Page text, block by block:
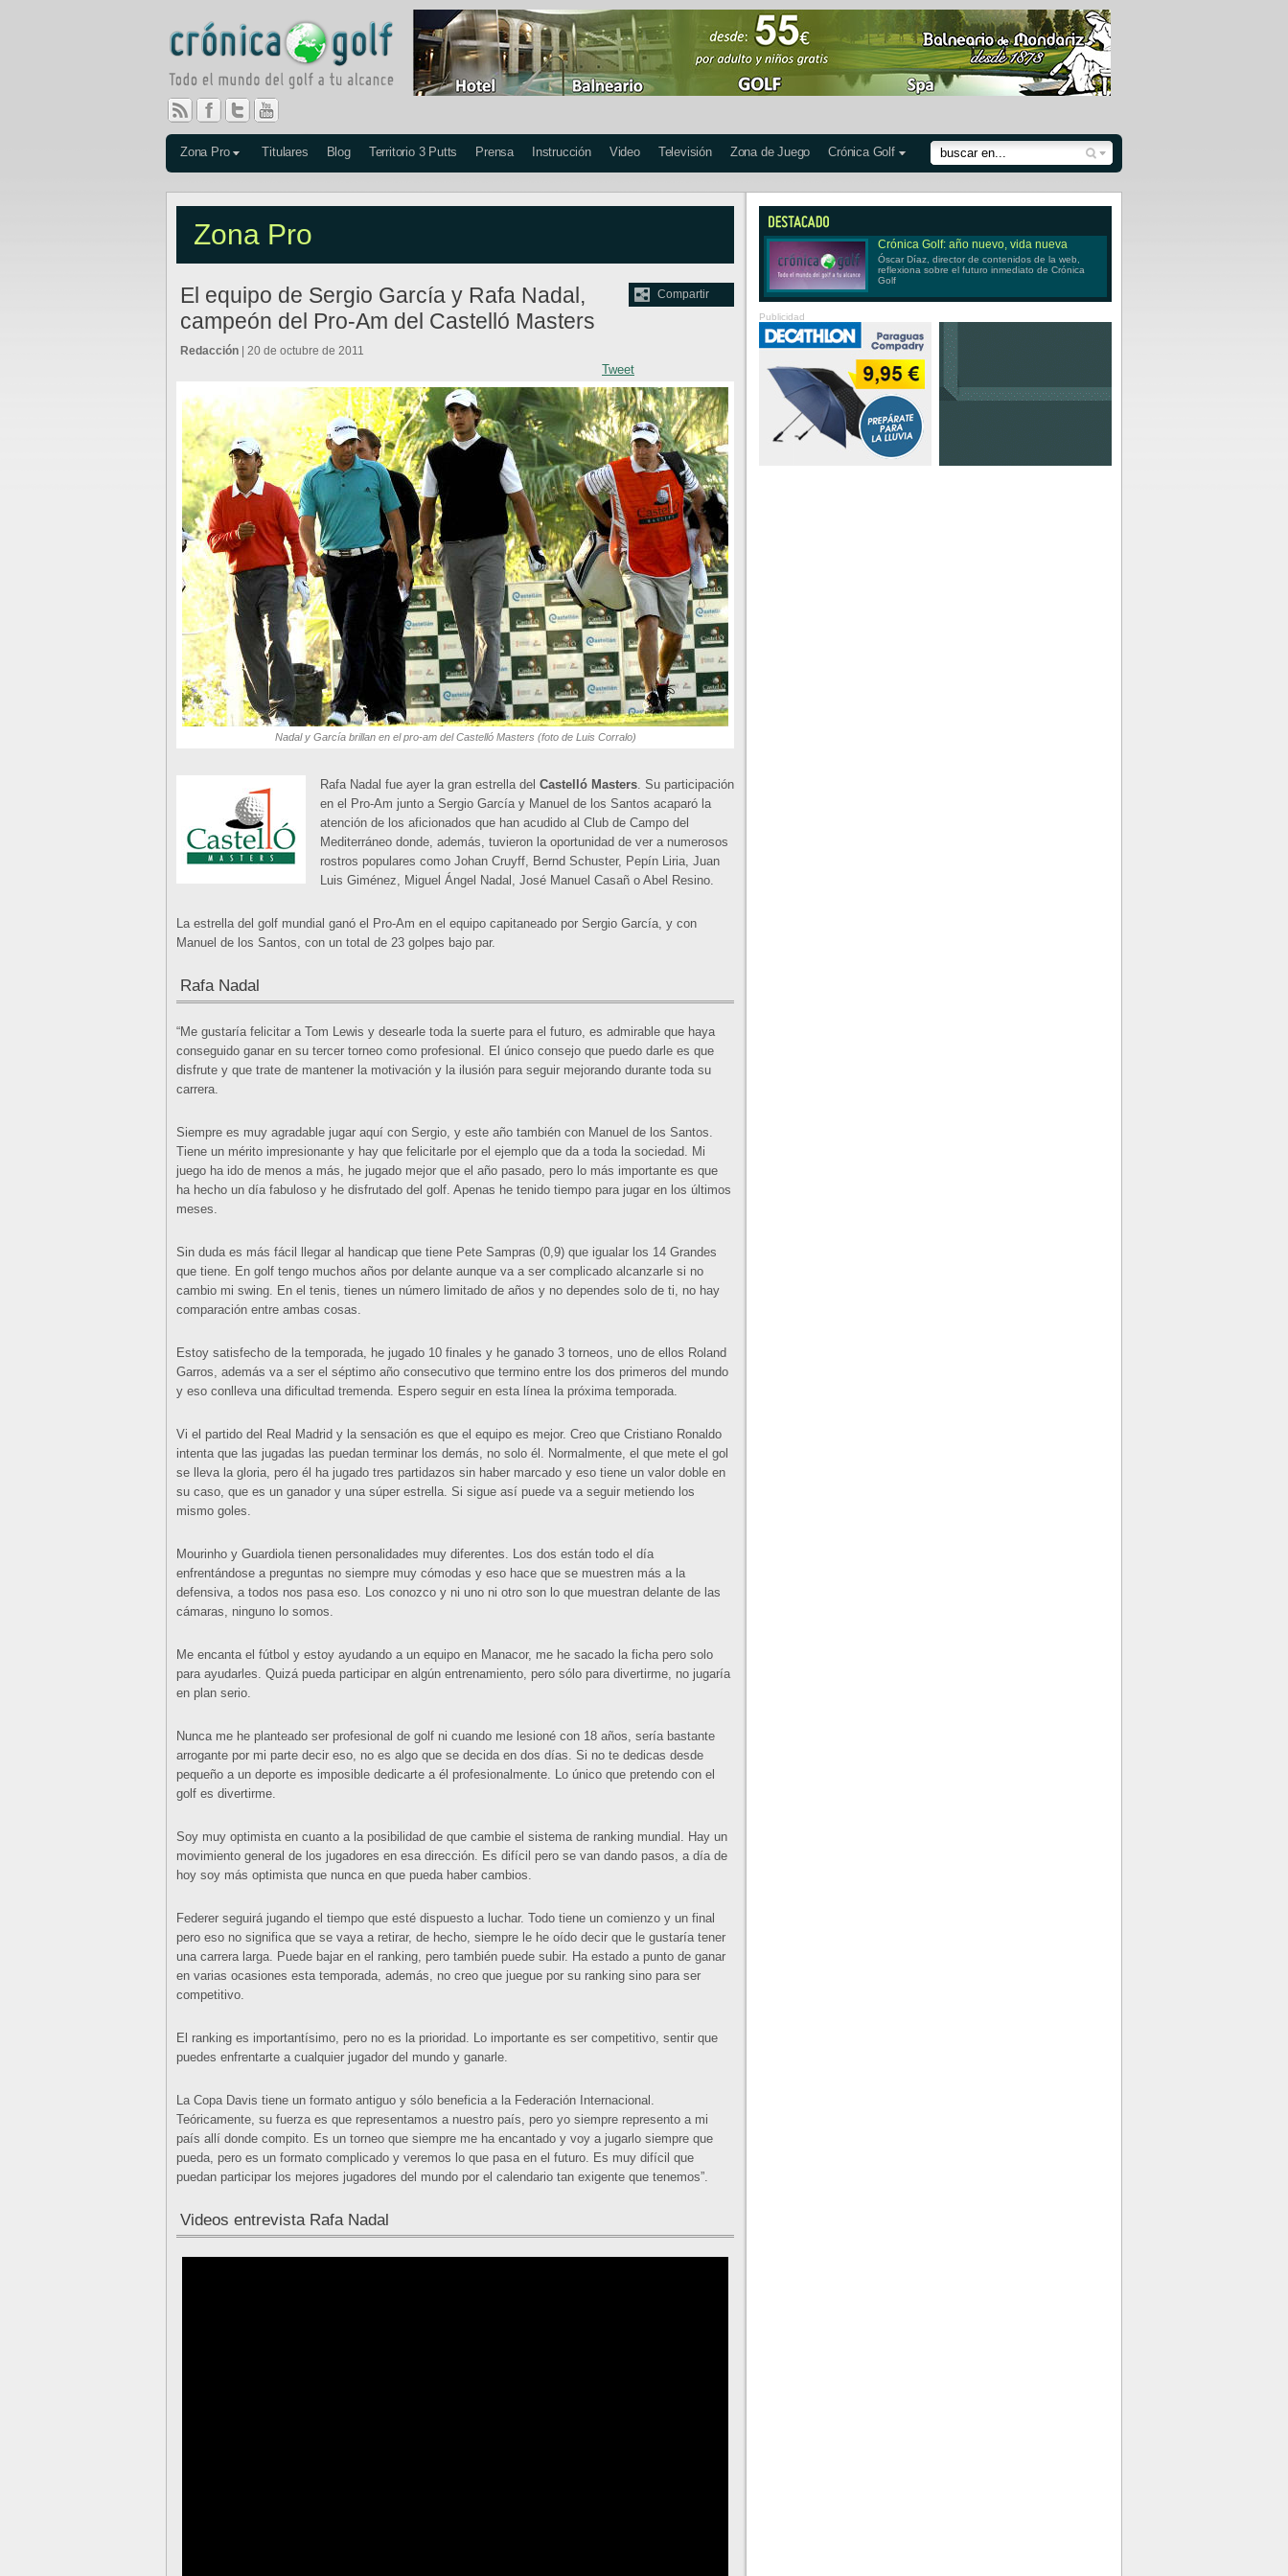
Zona Pro Titulares Blog Territorio 3 Putts Prensa Instrucción Video Televisión Zona de Juego Crónica Golf
Zona Pro
Compartir
El equipo de Sergio García y Rafa Nadal,
campeón del Pro-Am del Castelló Masters
Tweet
Redacción | 20 de octubre de 2011
Nadal y García brillan en el pro-am del Castelló Masters (foto de Luis Corralo)
Rafa Nadal fue ayer la gran estrella del Castelló Masters. Su participación
en el Pro-Am junto a Sergio García y Manuel de los Santos acaparó la
atención de los aficionados que han acudido al Club de Campo del
Mediterráneo donde, además, tuvieron la oportunidad de ver a numerosos
rostros populares como Johan Cruyff, Bernd Schuster, Pepín Liria, Juan
Luis Giménez, Miguel Ángel Nadal, José Manuel Casañ o Abel Resino.
La estrella del golf mundial ganó el Pro-Am en el equipo capitaneado por Sergio García, y con
Manuel de los Santos, con un total de 23 golpes bajo par.
Rafa Nadal
“Me gustaría felicitar a Tom Lewis y desearle toda la suerte para el futuro, es admirable que haya
conseguido ganar en su tercer torneo como profesional. El único consejo que puedo darle es que
disfrute y que trate de mantener la motivación y la ilusión para seguir mejorando durante toda su
carrera.
Siempre es muy agradable jugar aquí con Sergio, y este año también con Manuel de los Santos.
Tiene un mérito impresionante y hay que felicitarle por el ejemplo que da a toda la sociedad. Mi
juego ha ido de menos a más, he jugado mejor que el año pasado, pero lo más importante es que
ha hecho un día fabuloso y he disfrutado del golf. Apenas he tenido tiempo para jugar en los últimos
meses.
Sin duda es más fácil llegar al handicap que tiene Pete Sampras (0,9) que igualar los 14 Grandes
que tiene. En golf tengo muchos años por delante aunque va a ser complicado alcanzarle si no
cambio mi swing. En el tenis, tienes un número limitado de años y no dependes solo de ti, no hay
comparación entre ambas cosas.
Estoy satisfecho de la temporada, he jugado 10 finales y he ganado 3 torneos, uno de ellos Roland
Garros, además va a ser el séptimo año consecutivo que termino entre los dos primeros del mundo
y eso conlleva una dificultad tremenda. Espero seguir en esta línea la próxima temporada.
Vi el partido del Real Madrid y la sensación es que el equipo es mejor. Creo que Cristiano Ronaldo
intenta que las jugadas las puedan terminar los demás, no solo él. Normalmente, el que mete el gol
se lleva la gloria, pero él ha jugado tres partidazos sin haber marcado y eso tiene un valor doble en
su caso, que es un ganador y una súper estrella. Si sigue así puede va a seguir metiendo los
mismo goles.
Mourinho y Guardiola tienen personalidades muy diferentes. Los dos están todo el día
enfrentándose a preguntas no siempre muy cómodas y eso hace que se muestren más a la
defensiva, a todos nos pasa eso. Los conozco y ni uno ni otro son lo que muestran delante de las
cámaras, ninguno lo somos.
Me encanta el fútbol y estoy ayudando a un equipo en Manacor, me he sacado la ficha pero solo
para ayudarles. Quizá pueda participar en algún entrenamiento, pero sólo para divertirme, no jugaría
en plan serio.
Nunca me he planteado ser profesional de golf ni cuando me lesioné con 18 años, sería bastante
arrogante por mi parte decir eso, no es algo que se decida en dos días. Si no te dedicas desde
pequeño a un deporte es imposible dedicarte a él profesionalmente. Lo único que pretendo con el
golf es divertirme.
Soy muy optimista en cuanto a la posibilidad de que cambie el sistema de ranking mundial. Hay un
movimiento general de los jugadores en esa dirección. Es difícil pero se van dando pasos, a día de
hoy soy más optimista que nunca en que pueda haber cambios.
Federer seguirá jugando el tiempo que esté dispuesto a luchar. Todo tiene un comienzo y un final
pero eso no significa que se vaya a retirar, de hecho, siempre le he oído decir que le gustaría tener
una carrera larga. Puede bajar en el ranking, pero también puede subir. Ha estado a punto de ganar
en varias ocasiones esta temporada, además, no creo que juegue por su ranking sino para ser
competitivo.
El ranking es importantísimo, pero no es la prioridad. Lo importante es ser competitivo, sentir que
puedes enfrentarte a cualquier jugador del mundo y ganarle.
La Copa Davis tiene un formato antiguo y sólo beneficia a la Federación Internacional.
Teóricamente, su fuerza es que representamos a nuestro país, pero yo siempre represento a mi
país allí donde compito. Es un torneo que siempre me ha encantado y voy a jugarlo siempre que
pueda, pero es un formato complicado y veremos lo que pasa en el futuro. Es muy difícil que
puedan participar los mejores jugadores del mundo por el calendario tan exigente que tenemos”.
Videos entrevista Rafa Nadal
Crónica Golf: año nuevo, vida nueva
Óscar Díaz, director de contenidos de la web,
reflexiona sobre el futuro inmediato de Crónica
Golf
Publicidad